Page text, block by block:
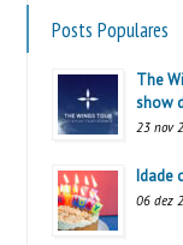
Posts Populares
The
show
23 nov
Idade
06 dez